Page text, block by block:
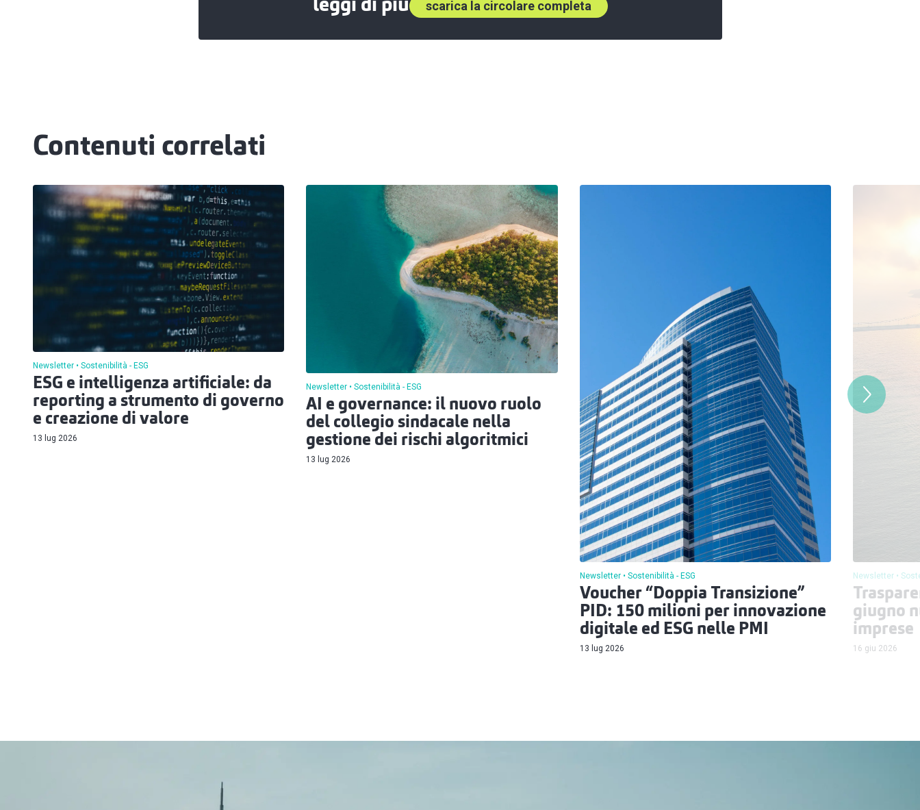
leggi di più scarica la circolare completa
Contenuti correlati
Newsletter Sostenibilità - ESG
ESG e intelligenza artificiale: da
reporting a strumento di governo
e creazione di valore
13 lug 2026
Newsletter Sostenibilità - ESG
AI e governance: il nuovo ruolo
del collegio sindacale nella
gestione dei rischi algoritmici
13 lug 2026
Newsletter Sostenibilità - ESG
Voucher “Doppia Transizione”
PID: 150 milioni per innovazione
digitale ed ESG nelle PMI
13 lug 2026
Newsletter
giugno
imprese
16 giu 2026